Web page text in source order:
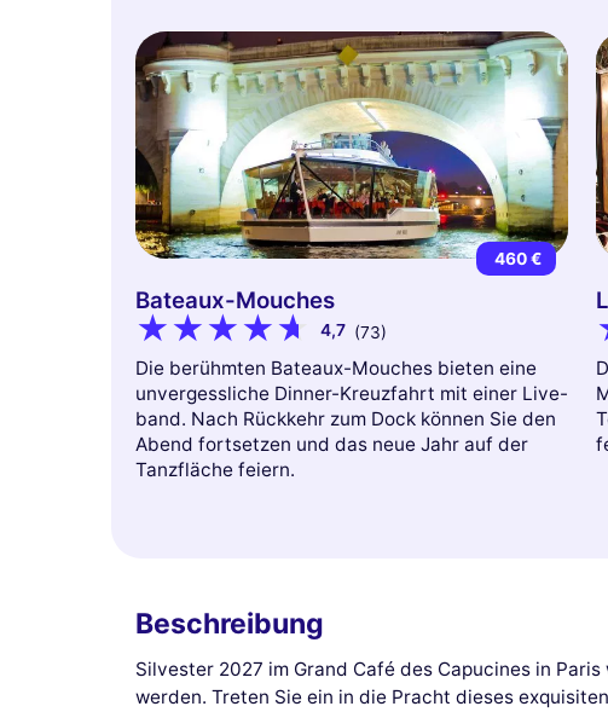
460 €
Bateaux-Mouches
4,7 (73)
Die berühmten Bateaux-Mouches bieten eine
unvergessliche Dinner-Kreuzfahrt mit einer Live-
band. Nach Rückkehr zum Dock können Sie den
Abend fortsetzen und das neue Jahr auf der
Tanzfläche feiern.
Beschreibung
Silvester 2027 im Grand Café des Capucines in
werden. Treten Sie ein in die Pracht dieses